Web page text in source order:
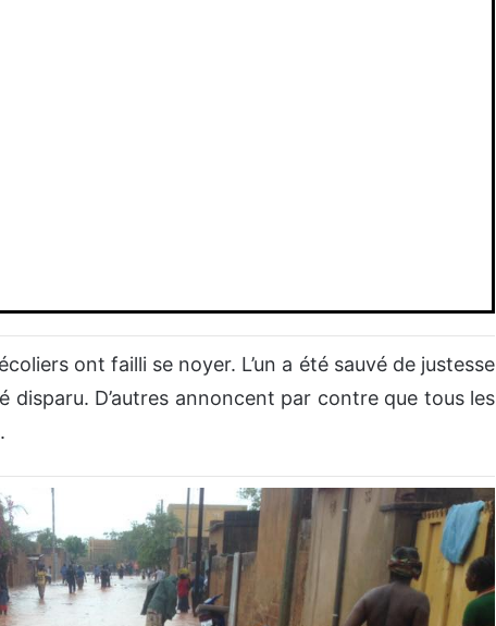
ont failli se noyer. L’un a été sauvé de justesse
disparu. D’autres annoncent par contre que tous les